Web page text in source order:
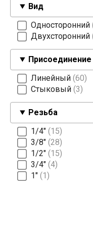
Вид
Односторонний
Двухсторонний
Присоединение
Линейный 60
Стыковый 3
Резьба
1/4″ 15
3/8″ 28
1/2″ 15
3/4″ 4
1″ 1